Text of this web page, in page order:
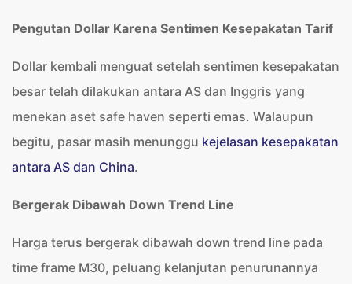
Pengutan Dollar Karena Sentimen Kesepakatan Tarif
Dollar kembali menguat setelah sentimen kesepakatan
besar telah dilakukan antara AS dan Inggris yang
menekan aset safe haven seperti emas. Walaupun
begitu, pasar masih menunggu kejelasan kesepakatan
antara AS dan China.
Bergerak Dibawah Down Trend Line
Harga terus bergerak dibawah down trend line pada
time frame M30, peluang kelanjutan penurunannya